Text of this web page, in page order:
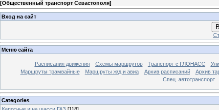
[Общественный транспорт Севастополя]
Вход на сайт
Меню сайта
Расписания движения Схемы маршрутов Транспорт с ГЛОНАСС
Маршруты трамвайные
Маршруты ж/д и авиа Архив расписаний
Архив
Спец. автотранспорт
Categories